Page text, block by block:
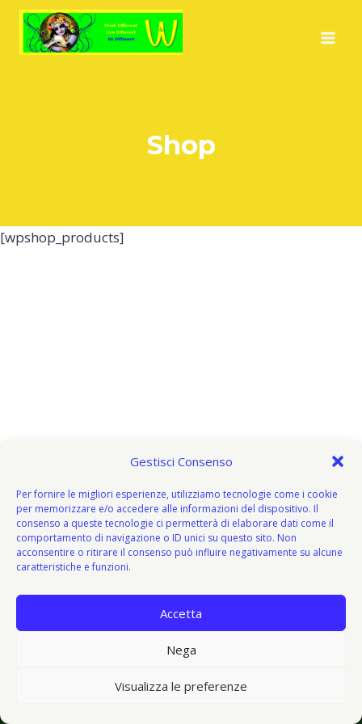
Gestisci Consenso
Per fornire le migliori esperienze, utilizziamo tecnologie come i cookie
per memorizzare e/o accedere alle informazioni del dispositivo. Il
consenso a queste tecnologie ci permetterà di elaborare dati come il
comportamento di navigazione o ID unici su questo sito. Non
acconsentire o ritirare il consenso può influire negativamente su alcune
caratteristiche e funzioni.
Accetta
Nega
Visualizza le preferenze
Salta
contenuto
Shop
[wpshop_products]
Bacheca del donatore
Kadence WP